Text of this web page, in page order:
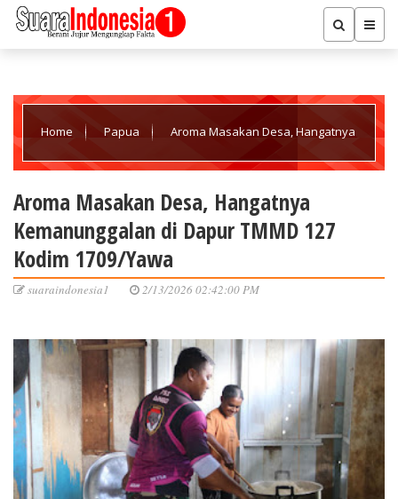
Home Papua Aroma Masakan Desa, Hangatnya
Aroma Masakan Desa, Hangatnya
Kemanunggalan di Dapur TMMD 127
Kodim 1709/Yawa
suaraindonesia1 2/13/2026 02:42:00 PM